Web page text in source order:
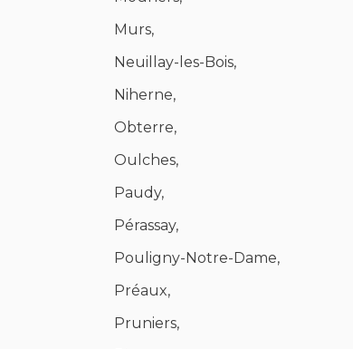
Murs,
Neuillay-les-Bois,
Niherne,
Obterre,
Oulches,
Paudy,
Pérassay,
Pouligny-Notre-Dame,
Préaux,
Pruniers,